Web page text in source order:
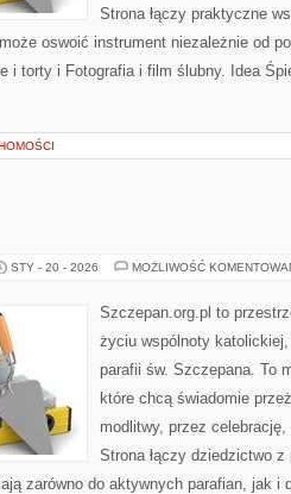
Strona łączy praktyczne
oswoić instrument niezależnie od
i torty i Fotografia i film ślubny. Idea
STY - 20 - 2026 MOŻLIWOŚĆ
Szczepan.org.pl to
życiu wspólnoty
parafii św. Szczepana. To
które chcą świadomie
modlitwy, przez
Strona łączy dziedzictwo
zarówno do aktywnych parafian, jak i